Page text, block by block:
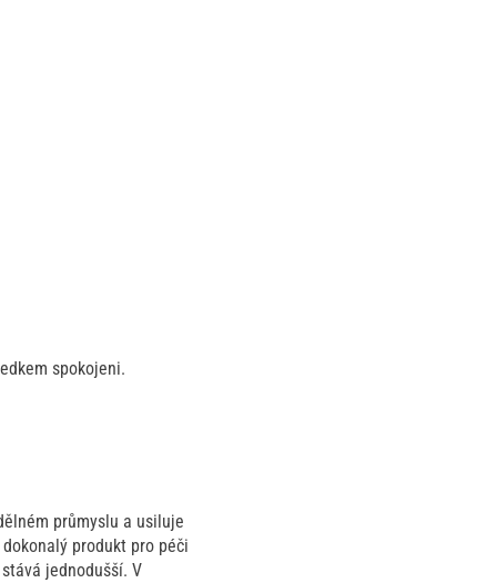
spokojeni.
průmyslu a usiluje
produkt pro péči
jednodušší. V